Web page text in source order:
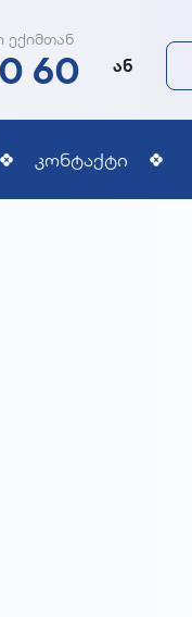
ექიმთან
60 ან
კონტაქტი